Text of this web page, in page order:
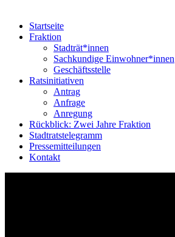
Startseite
Fraktion
Stadträt*innen
Sachkundige Einwohner*innen
Geschäftsstelle
Ratsinitiativen
Antrag
Anfrage
Anregung
Rückblick: Zwei Jahre Fraktion
Stadtratstelegramm
Pressemitteilungen
Kontakt